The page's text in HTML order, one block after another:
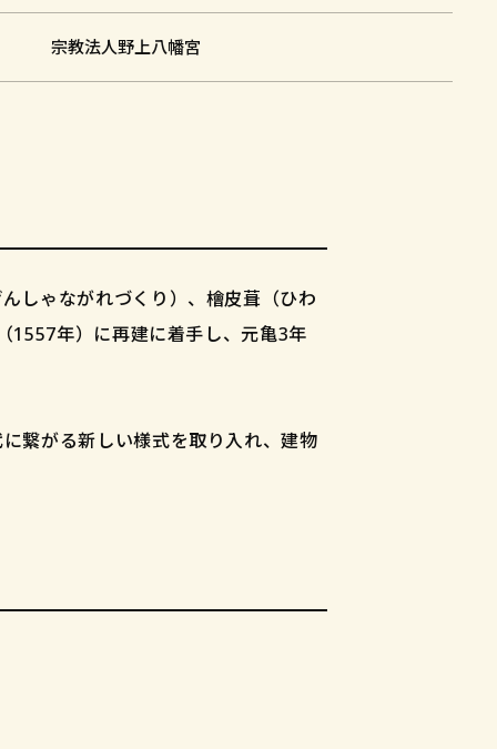
宗教法人野上八幡宮
しゃながれづくり）、檜皮葺（ひわ
1557年）に再建に着手し、元亀3年
繋がる新しい様式を取り入れ、建物